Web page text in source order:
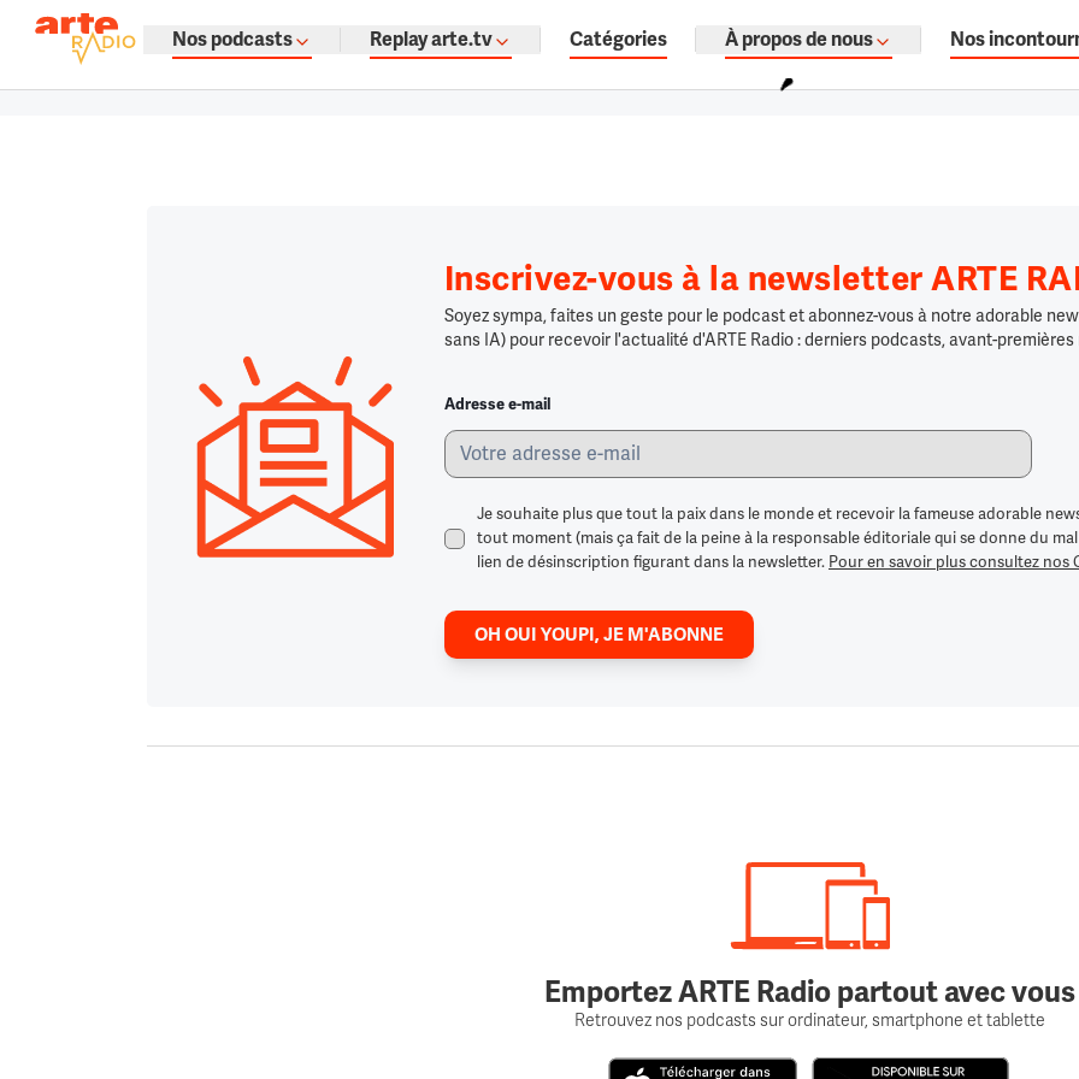
Retour à la page d'accueil
La fine fleur du podcast par ARTE
Podcasts à gogo : émissions, témoignages, documentaires audio.
Nos podcasts Replay arte.tv Catégories À propos de nous Nos
Inscrivez-vous à la newsletter ARTE
Soyez sympa, faites un geste pour le podcast et abonnez-vous à notre adorable
sans IA) pour recevoir l'actualité d'ARTE Radio : derniers podcasts, avant-
Adresse e-mail
Je souhaite plus que tout la paix dans le monde et recevoir la fameuse adorable
tout moment (mais ça fait de la peine à la responsable éditoriale qui se donne du
lien de désinscription figurant dans la newsletter. Pour en savoir plus consultez nos
OH OUI YOUPI, JE M'ABONNE
Emportez ARTE Radio partout avec vous
Retrouvez nos podcasts sur ordinateur, smartphone et tablette